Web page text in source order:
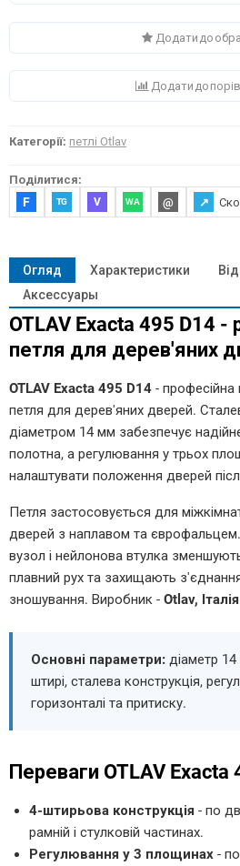
Додати до
Додати до
Категорії: петлі Otlav
Поділитися:
F TG V WA @ ↗
Огляд Характеристики
Аксессуары
OTLAV Exacta 495 D14 -
петля для дерев'яних
OTLAV Exacta 495 D14 -
петля для дерев'яних дверей.
діаметром 14 мм забезпечує
полотна, а регулювання у трьох
налаштувати положення дверей
Петля застосовується для
дверей з наплавом та
вузол і нейлонова втулка
плавний рух та захищають
зношування. Виробник - Otlav, Італія
Основні параметри: діаметр
штирі, сталева конструкція,
горизонталі та притиску.
Переваги OTLAV Exacta
4-штирьова конструкція - по
рамній і стулковій частинах.
Регулювання у 3 площинах -